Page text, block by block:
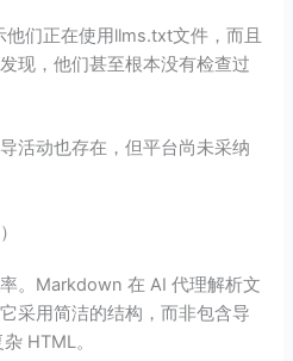
们正在使用llms.txt文件，而且
现，他们甚至根本没有检查过
活动也存在，但平台尚未采纳
。Markdown 在 AI 代理解析文
采用简洁的结构，而非包含导
HTML。